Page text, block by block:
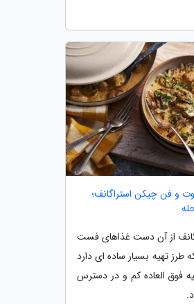
و فن چیکن استراگانف؛
از آن دست غذاهای فست
تهیه بسیار ساده ای دارد
فوق العاده کم و در دسترس